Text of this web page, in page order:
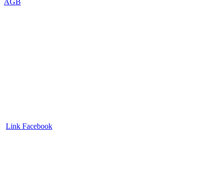
Link Facebook